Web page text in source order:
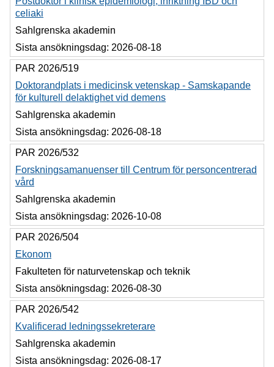
celiaki
Sahlgrenska akademin
Sista ansökningsdag: 2026-08-18
PAR 2026/519
Doktorandplats i medicinsk vetenskap - Samskapande
för kulturell delaktighet vid demens
Sahlgrenska akademin
Sista ansökningsdag: 2026-08-18
PAR 2026/532
Forskningsamanuenser till Centrum för personcentrerad
vård
Sahlgrenska akademin
Sista ansökningsdag: 2026-10-08
PAR 2026/504
Ekonom
Fakulteten för naturvetenskap och teknik
Sista ansökningsdag: 2026-08-30
PAR 2026/542
Kvalificerad ledningssekreterare
Sahlgrenska akademin
Sista ansökningsdag: 2026-08-17